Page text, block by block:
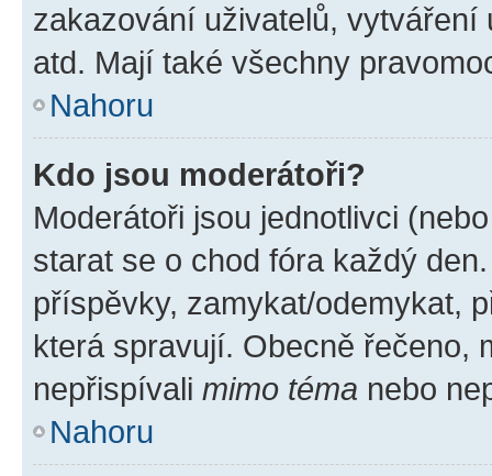
zakazování uživatelů,
atd. Mají také všechny
Nahoru
Kdo jsou moderátoři?
Moderátoři jsou jednotlivci
starat se o chod fóra každý
příspěvky, zamykat/odemykat,
která spravují. Obecně řečeno,
nepřispívali mimo téma nebo
Nahoru